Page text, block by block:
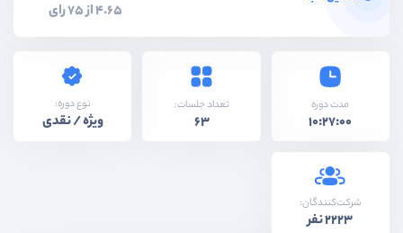
4.65 از 75 رای
مدت دوره
10:27:00
تعداد جلسات:
63
نوع دوره:
ویژه / نقدی
شرکت‌کنندگان:
2223 نفر